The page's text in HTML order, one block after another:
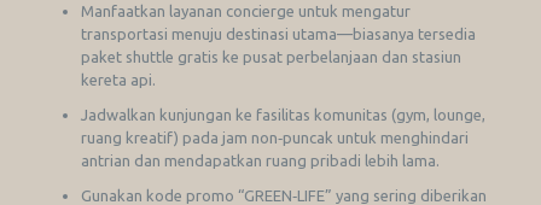
Manfaatkan layanan concierge untuk mengatur
transportasi menuju destinasi utama—biasanya tersedia
paket shuttle gratis ke pusat perbelanjaan dan stasiun
kereta api.
Jadwalkan kunjungan ke fasilitas komunitas (gym, lounge,
ruang kreatif) pada jam non‑puncak untuk menghindari
antrian dan mendapatkan ruang pribadi lebih lama.
Gunakan kode promo “GREEN‑LIFE” yang sering diberikan